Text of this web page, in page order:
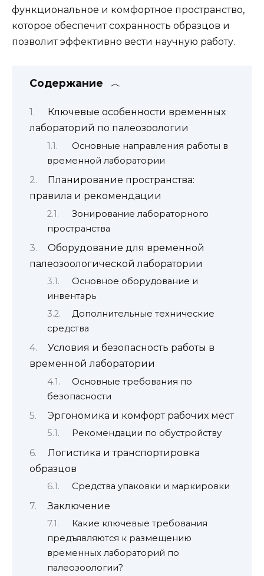
функциональное и комфортное пространство,
которое обеспечит сохранность образцов и
позволит эффективно вести научную работу.
Содержание
Ключевые особенности временных
лабораторий по палеозоологии
Основные направления работы в
временной лаборатории
Планирование пространства:
правила и рекомендации
Зонирование лабораторного
пространства
Оборудование для временной
палеозоологической лаборатории
Основное оборудование и
инвентарь
Дополнительные технические
средства
Условия и безопасность работы в
временной лаборатории
Основные требования по
безопасности
Эргономика и комфорт рабочих мест
Рекомендации по обустройству
Логистика и транспортировка
образцов
Средства упаковки и маркировки
Заключение
Какие ключевые требования
предъявляются к размещению
временных лабораторий по
палеозоологии?